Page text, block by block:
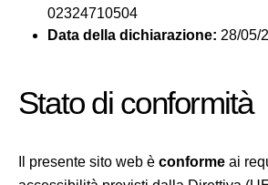
02324710504
Data della dichiarazione: 28/05/
Stato di conformità
Il presente sito web è conforme ai